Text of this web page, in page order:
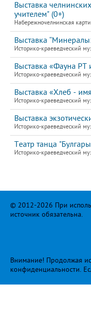
Выставка
учителем" (0+)
Набережночелнинская
Выставка
Историко-краеведческий
Выставка «Фауна РТ
Историко-краеведческий
Выставка «Хлеб -
Историко-краеведческий
Выставка
Историко-краеведческий
Театр танца
Историко-краеведческий
© 2012-2026 При
источник обязательна.
Внимание! Продолжая
конфиденциальности.